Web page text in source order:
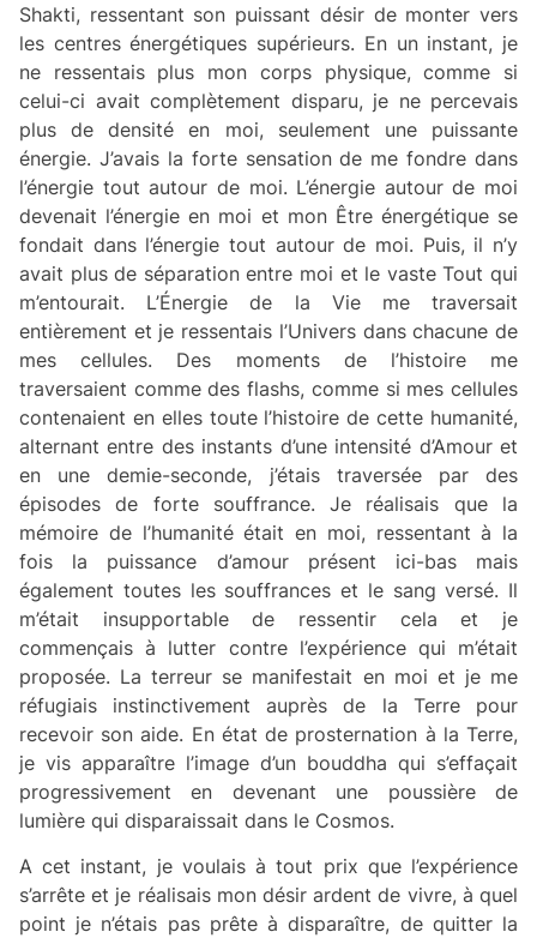
Shakti, ressentant son puissant désir de monter vers
les centres énergétiques supérieurs. En un instant, je
ne ressentais plus mon corps physique, comme si
celui-ci avait complètement disparu, je ne percevais
plus de densité en moi, seulement une puissante
énergie. J’avais la forte sensation de me fondre dans
l’énergie tout autour de moi. L’énergie autour de moi
devenait l’énergie en moi et mon Être énergétique se
fondait dans l’énergie tout autour de moi. Puis, il n’y
avait plus de séparation entre moi et le vaste Tout qui
m’entourait. L’Énergie de la Vie me traversait
entièrement et je ressentais l’Univers dans chacune de
mes cellules. Des moments de l’histoire me
traversaient comme des flashs, comme si mes cellules
contenaient en elles toute l’histoire de cette humanité,
alternant entre des instants d’une intensité d’Amour et
en une demie-seconde, j’étais traversée par des
épisodes de forte souffrance. Je réalisais que la
mémoire de l’humanité était en moi, ressentant à la
fois la puissance d’amour présent ici-bas mais
également toutes les souffrances et le sang versé. Il
m’était insupportable de ressentir cela et je
commençais à lutter contre l’expérience qui m’était
proposée. La terreur se manifestait en moi et je me
réfugiais instinctivement auprès de la Terre pour
recevoir son aide. En état de prosternation à la Terre,
je vis apparaître l’image d’un bouddha qui s’effaçait
progressivement en devenant une poussière de
lumière qui disparaissait dans le Cosmos.
A cet instant, je voulais à tout prix que l’expérience
s’arrête et je réalisais mon désir ardent de vivre, à quel
point je n’étais pas prête à disparaître, de quitter la